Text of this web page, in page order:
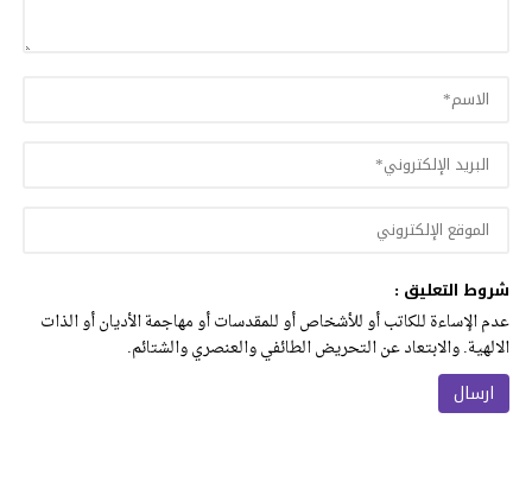
شروط التعليق :
عدم الإساءة للكاتب أو للأشخاص أو للمقدسات أو مهاجمة الأديان أو الذات
الالهية. والابتعاد عن التحريض الطائفي والعنصري والشتائم.